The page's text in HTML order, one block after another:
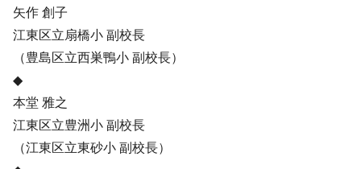
矢作 創子
江東区立扇橋小 副校長
（豊島区立西巣鴨小 副校長）
◆
本堂 雅之
江東区立豊洲小 副校長
（江東区立東砂小 副校長）